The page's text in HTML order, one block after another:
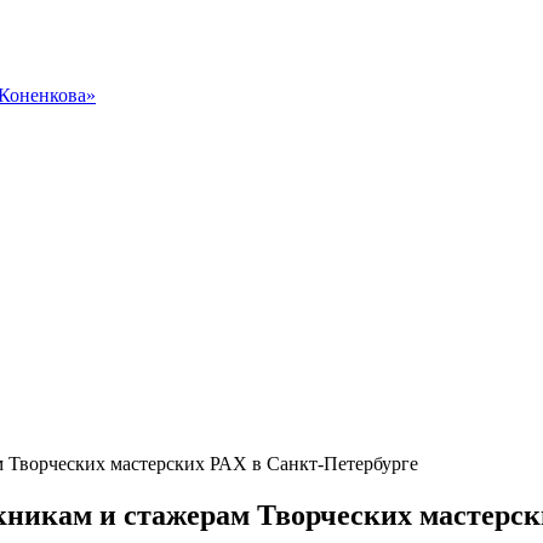
мастерских РАХ в Санкт-Петербурге
и стажерам Творческих